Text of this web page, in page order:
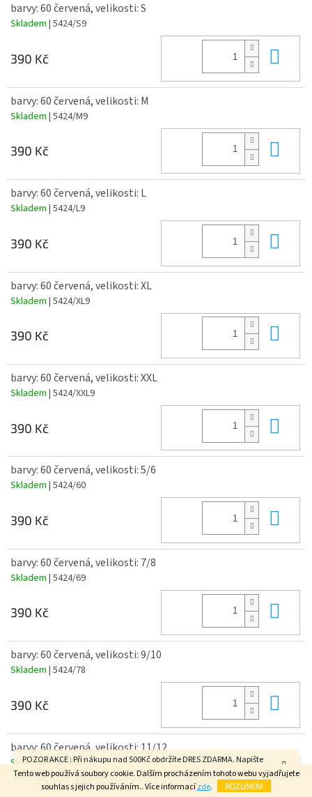
Tento web používá soubory cookie. Dalším procházením tohoto webu vyjadřujete
souhlas s jejich používáním.. Více informacízde. ROZUMÍM
POZOR AKCE : Při nákupu nad 500Kč obdržíte DRES ZDARMA. Napište
velikost do poznámky v závěrečném kroku objednávky. FAJN DEN.
barvy: 60 červená, velikosti: S
Skladem | 5424/S9
390 Kč
barvy: 60 červená, velikosti: M
Skladem | 5424/M9
390 Kč
barvy: 60 červená, velikosti: L
Skladem | 5424/L9
390 Kč
barvy: 60 červená, velikosti: XL
Skladem | 5424/XL9
390 Kč
barvy: 60 červená, velikosti: XXL
Skladem | 5424/XXL9
390 Kč
barvy: 60 červená, velikosti: 5/6
Skladem | 5424/60
390 Kč
barvy: 60 červená, velikosti: 7/8
Skladem | 5424/69
390 Kč
barvy: 60 červená, velikosti: 9/10
Skladem | 5424/78
390 Kč
barvy: 60 červená, velikosti: 11/12
Skladem| 5424/87